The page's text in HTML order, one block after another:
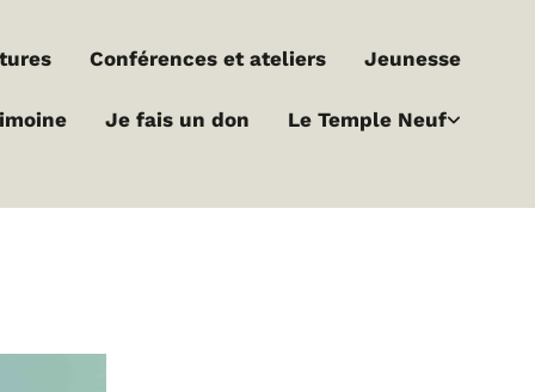
Conférences et ateliers Jeunesse
Je fais un don Le Temple Neuf